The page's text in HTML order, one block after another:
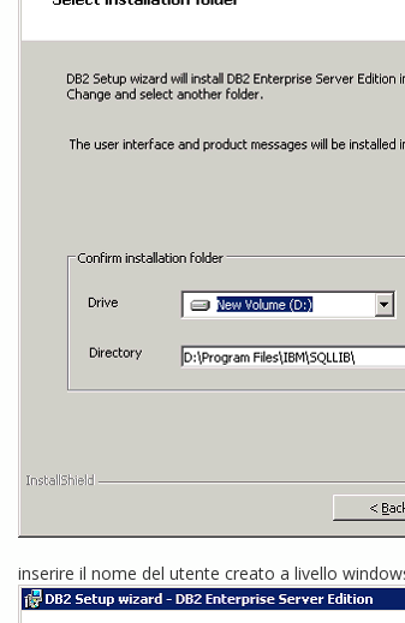
inserire il nome del utente creato a livello